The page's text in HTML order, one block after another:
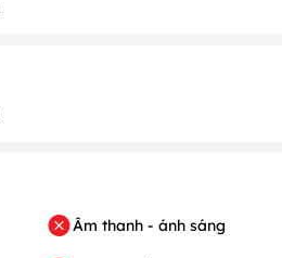
Âm thanh - ánh sáng